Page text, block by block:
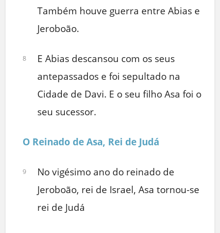
Também houve guerra entre Abias e
Jeroboão.
8
E Abias descansou com os seus
antepassados e foi sepultado na
Cidade de Davi. E o seu filho Asa foi o
seu sucessor.
O Reinado de Asa, Rei de Judá
9
No vigésimo ano do reinado de
Jeroboão, rei de Israel, Asa tornou-se
rei de Judá